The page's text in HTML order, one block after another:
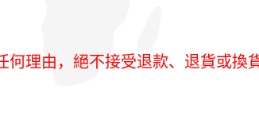
理由，絕不接受退款、退貨或換貨